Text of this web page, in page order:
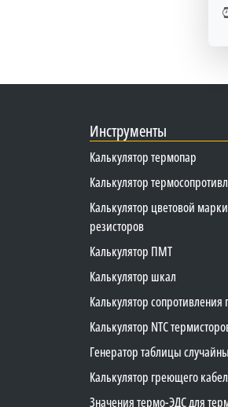
Инструменты
Калькулятор термопар
Калькулятор
Калькулятор цветовой
резисторов
Калькулятор ПМТ
Калькулятор шкал
Калькулятор сопротивления
Калькулятор NTC
Генератор таблицы
Калькулятор греющего
Значения термо-ЭДС для